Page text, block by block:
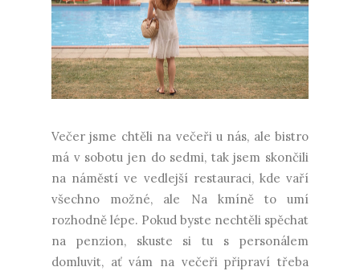
Večer jsme chtěli na večeři u nás, ale bistro
má v sobotu jen do sedmi, tak jsem skončili
na náměstí ve vedlejší restauraci, kde vaří
všechno možné, ale Na kmíně to umí
rozhodně lépe. Pokud byste nechtěli spěchat
na penzion, skuste si tu s personálem
domluvit, ať vám na večeři připraví třeba